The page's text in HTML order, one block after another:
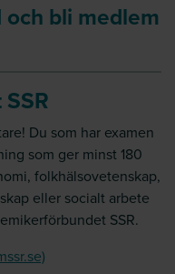
bli medlem
Du som har examen
som ger minst 180
folkhälsovetenskap,
eller socialt arbete
SSR.